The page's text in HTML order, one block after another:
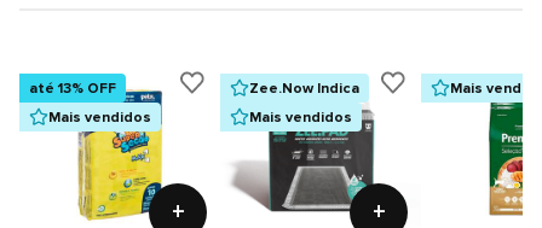
até 13% OFF
Mais vendidos
+
Zee.Now Indica
Mais vendidos
+
Mais